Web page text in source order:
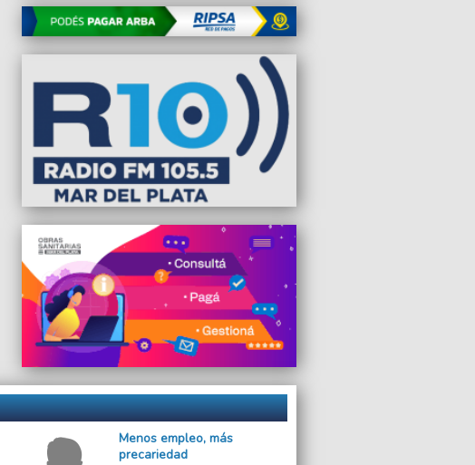
Menos empleo, más
precariedad